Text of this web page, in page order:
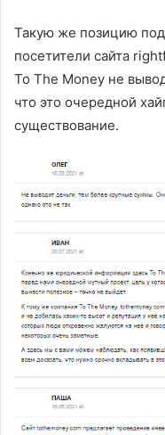
Такую же позицию
посетители сайта
To The Money не
что это очередной
существование.